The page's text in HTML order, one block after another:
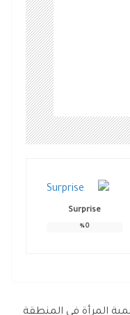
Surprise
0
%
المرأة في المنطقة